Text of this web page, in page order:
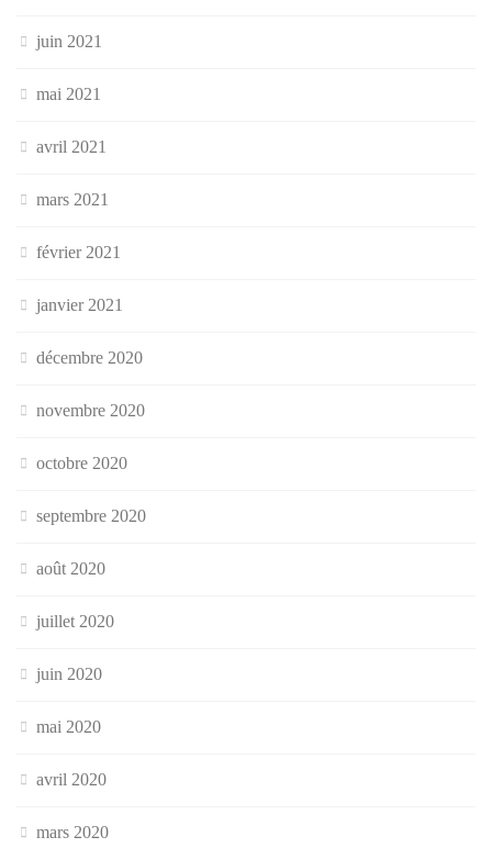
juin 2021
mai 2021
avril 2021
mars 2021
février 2021
janvier 2021
décembre 2020
novembre 2020
octobre 2020
septembre 2020
août 2020
juillet 2020
juin 2020
mai 2020
avril 2020
mars 2020